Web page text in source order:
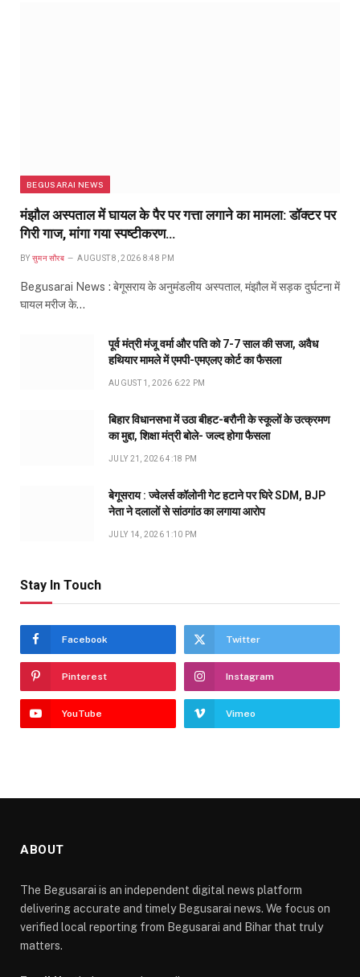
BEGUSARAI NEWS
मंझौल अस्पताल में घायल के पैर पर गत्ता लगाने का मामला: डॉक्टर पर
गिरी गाज, मांगा गया स्पष्टीकरण…
BY सुमन सौरब AUGUST 8, 2026 8:48 PM
Begusarai News : बेगूसराय के अनुमंडलीय अस्पताल, मंझौल में सड़क दुर्घटना में
घायल मरीज के…
पूर्व मंत्री मंजू वर्मा और पति को 7-7 साल की सजा, अवैध
हथियार मामले में एमपी-एमएलए कोर्ट का फैसला
AUGUST 1, 2026 6:22 PM
बिहार विधानसभा में उठा बीहट-बरौनी के स्कूलों के उत्क्रमण
का मुद्दा, शिक्षा मंत्री बोले- जल्द होगा फैसला
JULY 21, 2026 4:18 PM
बेगूसराय : ज्वेलर्स कॉलोनी गेट हटाने पर घिरे SDM, BJP
नेता ने दलालों से सांठगांठ का लगाया आरोप
JULY 14, 2026 1:10 PM
Stay In Touch
Facebook Twitter
Pinterest Instagram
YouTube Vimeo
ABOUT
The Begusarai is an independent digital news platform
delivering accurate and timely Begusarai news. We focus on
verified local reporting from Begusarai and Bihar that truly
matters.